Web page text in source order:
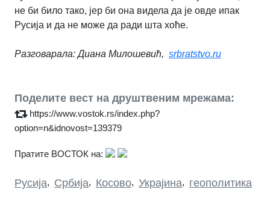
не би било тако, јер би она видела да је овде ипак
Русија и да не може да ради шта хоће.
Разговарала: Диана Милошевић, srbratstvo.ru
Поделите вест на друштвеним мрежама:
https://www.vostok.rs/index.php?
option=n&idnovost=139379
Пратите ВОСТОК на:
Русија, Србија, Косово, Украјина, геополитика